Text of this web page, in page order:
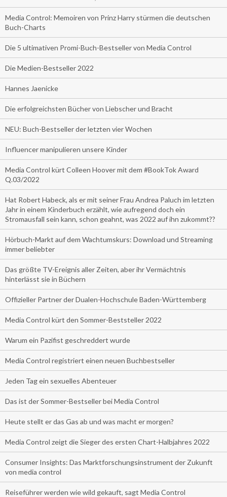
Media Control: Memoiren von Prinz Harry stürmen die deutschen
Buch-Charts
Die 5 ultimativen Promi-Buch-Bestseller von Media Control
Die Medien-Bestseller 2022
Hannes Jaenicke
Die erfolgreichsten Bücher von Liebscher und Bracht
NEU: Buch-Bestseller der letzten vier Wochen
Influencer manipulieren unsere Kinder
Media Control kürt Colleen Hoover mit dem #BookTok Award
Q.03/2022
Hat Robert Habeck, als er mit seiner Frau Andrea Paluch im letzten
Jahr in einem Kinderbuch erzählt, wie aufregend doch ein
Stromausfall sein kann, schon geahnt, was 2022 auf ihn zukommt??
Hörbuch-Markt auf dem Wachtumskurs: Download und Streaming
immer beliebter
Das größte TV-Ereignis aller Zeiten, aber ihr Vermächtnis
hinterlässt sie in Büchern
Offizieller Partner der Dualen-Hochschule Baden-Württemberg
Media Control kürt den Sommer-Beststeller 2022
Warum ein Pazifist geschreddert wurde
Media Control registriert einen neuen Buchbestseller
Jeden Tag ein sexuelles Abenteuer
Das ist der Sommer-Bestseller bei Media Control
Heute stellt er das Gas ab und was macht er morgen?
Media Control zeigt die Sieger des ersten Chart-Halbjahres 2022
Consumer Insights: Das Marktforschungsinstrument der Zukunft
von media control
Reiseführer werden wie wild gekauft, sagt Media Control